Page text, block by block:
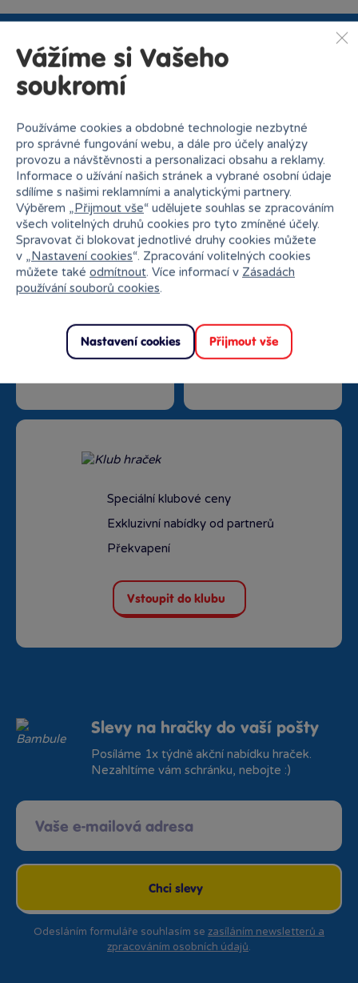
Proč nakupovat v Bambuli?
Nejširší sortiment na
trhu
27 kamenných prodejen
Doprava zdarma od
Rezervace na prodejně
Speciální klubové ceny
Exkluzivní nabídky od partnerů
Překvapení
Vstoupit do klubu
Slevy na hračky do vaší pošty
Posíláme 1x týdně akční nabídku hraček.
Nezahltíme vám schránku, nebojte :)
Chci slevy
Odesláním formuláře souhlasím se zasíláním newsletterů a
zpracováním osobních údajů.
Vážíme si Vašeho
soukromí
Používáme cookies a obdobné technologie nezbytné
pro správné fungování webu, a dále pro účely analýzy
provozu a návštěvnosti a personalizaci obsahu a reklamy.
Informace o užívání našich stránek a vybrané osobní údaje
sdílíme s našimi reklamními a analytickými partnery.
Výběrem „Přijmout vše“ udělujete souhlas se zpracováním
všech volitelných druhů cookies pro tyto zmíněné účely.
Spravovat či blokovat jednotlivé druhy cookies můžete
v „Nastavení cookies“. Zpracování volitelných cookies
můžete také odmítnout. Více informací v Zásadách
používání souborů cookies.
Nastavení cookies Přijmout vše